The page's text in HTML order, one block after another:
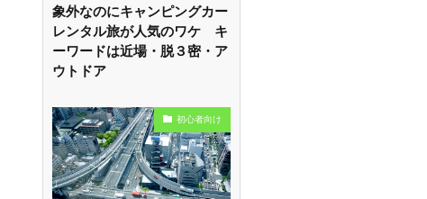
象外なのにキャンピングカー
レンタル旅が人気のワケ キ
ーワードは近場・脱３密・ア
ウトドア
初心者向け